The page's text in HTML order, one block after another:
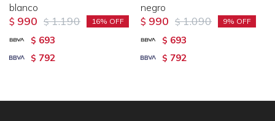
blanco
$ 990 $ 1.190 16
$ 693
$ 792
negro
$ 990 $ 1.090 9
$ 693
$ 792